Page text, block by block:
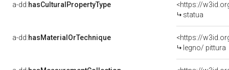
a-dd:hasCulturalPropertyType
<https://
statua
a-dd:hasMaterialOrTechnique
<https://
legno/ pittura